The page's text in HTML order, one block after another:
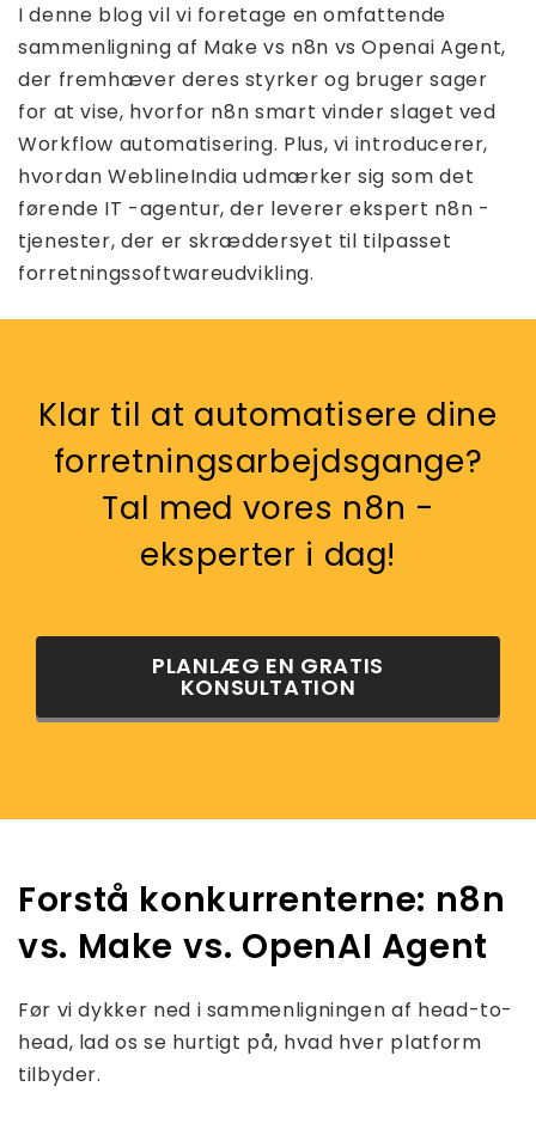
I denne blog vil vi foretage en omfattende
sammenligning af Make vs n8n vs Openai Agent,
der fremhæver deres styrker og bruger sager
for at vise, hvorfor n8n smart vinder slaget ved
Workflow automatisering. Plus, vi introducerer,
hvordan WeblineIndia udmærker sig som det
førende IT -agentur, der leverer ekspert n8n -
tjenester, der er skræddersyet til tilpasset
forretningssoftwareudvikling.
Klar til at automatisere dine
forretningsarbejdsgange?
Tal med vores n8n -
eksperter i dag!
PLANLÆG EN GRATIS
KONSULTATION
Forstå konkurrenterne: n8n
vs. Make vs. OpenAI Agent
Før vi dykker ned i sammenligningen af ​​head-to-
head, lad os se hurtigt på, hvad hver platform
tilbyder.